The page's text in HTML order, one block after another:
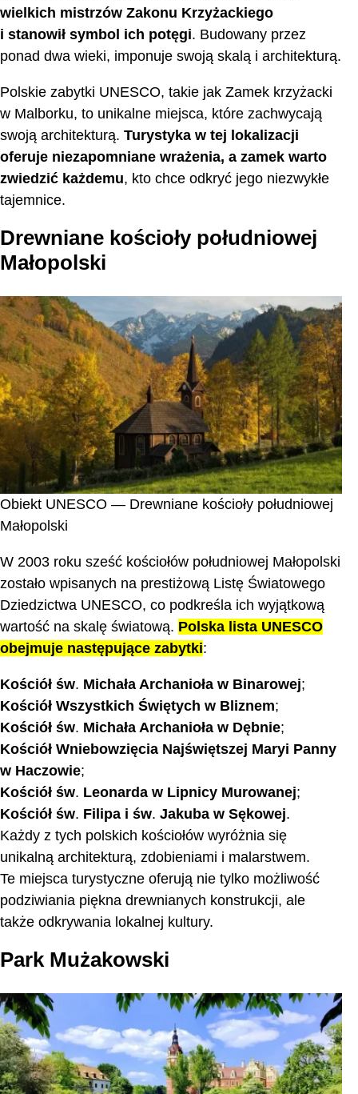
wielkich mistrzów Zakonu Krzyżackiego
i stanowił symbol ich potęgi. Budowany przez
ponad dwa wieki, imponuje swoją skalą i architekturą.
Polskie zabytki UNESCO, takie jak Zamek krzyżacki
w Malborku, to unikalne miejsca, które zachwycają
swoją architekturą. Turystyka w tej lokalizacji
oferuje niezapomniane wrażenia, a zamek warto
zwiedzić każdemu, kto chce odkryć jego niezwykłe
tajemnice.
Drewniane kościoły południowej
Małopolski
Obiekt UNESCO — Drewniane kościoły południowej
Małopolski
W 2003 roku sześć kościołów południowej Małopolski
zostało wpisanych na prestiżową Listę Światowego
Dziedzictwa UNESCO, co podkreśla ich wyjątkową
wartość na skalę światową. Polska lista UNESCO
obejmuje następujące zabytki:
Kościół św. Michała Archanioła w Binarowej;
Kościół Wszystkich Świętych w Bliznem;
Kościół św. Michała Archanioła w Dębnie;
Kościół Wniebowzięcia Najświętszej Maryi Panny
w Haczowie;
Kościół św. Leonarda w Lipnicy Murowanej;
Kościół św. Filipa i św. Jakuba w Sękowej.
Każdy z tych polskich kościołów wyróżnia się
unikalną architekturą, zdobieniami i malarstwem.
Te miejsca turystyczne oferują nie tylko możliwość
podziwiania piękna drewnianych konstrukcji, ale
także odkrywania lokalnej kultury.
Park Mużakowski